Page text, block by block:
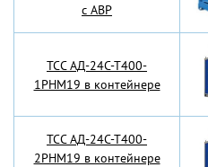
с АВР
TCC АД-24С-Т400-
1РНМ19 в контейнере
TCC АД-24С-Т400-
2РНМ19 в контейнере